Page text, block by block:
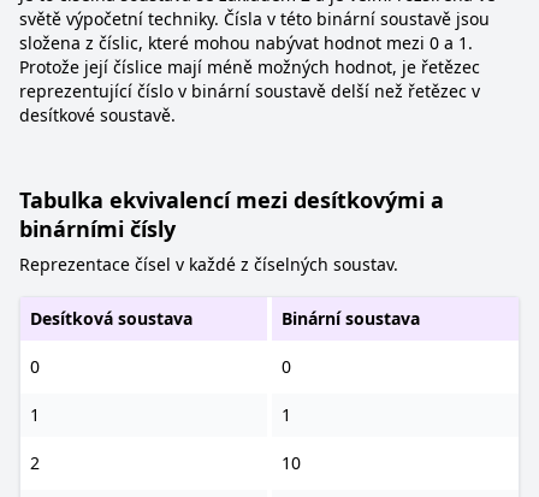
světě výpočetní techniky. Čísla v této binární soustavě jsou
složena z číslic, které mohou nabývat hodnot mezi 0 a 1.
Protože její číslice mají méně možných hodnot, je řetězec
reprezentující číslo v binární soustavě delší než řetězec v
desítkové soustavě.
Tabulka ekvivalencí mezi desítkovými a
binárními čísly
Reprezentace čísel v každé z číselných soustav.
Desítková soustava Binární soustava
0 0
1 1
2 10